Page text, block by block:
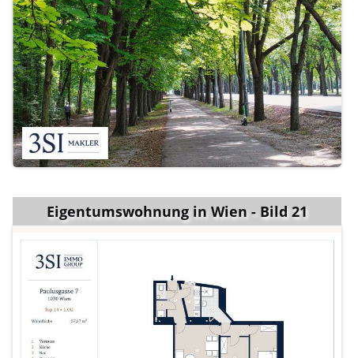
Eigentumswohnung in Wien - Bild 21